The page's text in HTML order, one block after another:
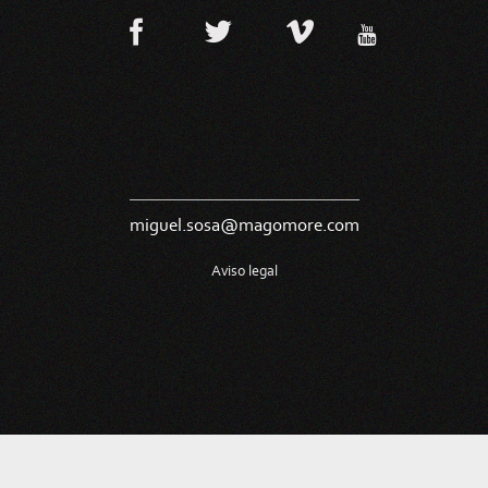
miguel.sosa@magomore.com
Aviso legal